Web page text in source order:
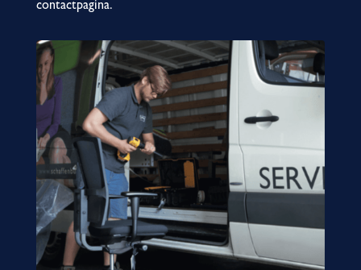
contactpagina.